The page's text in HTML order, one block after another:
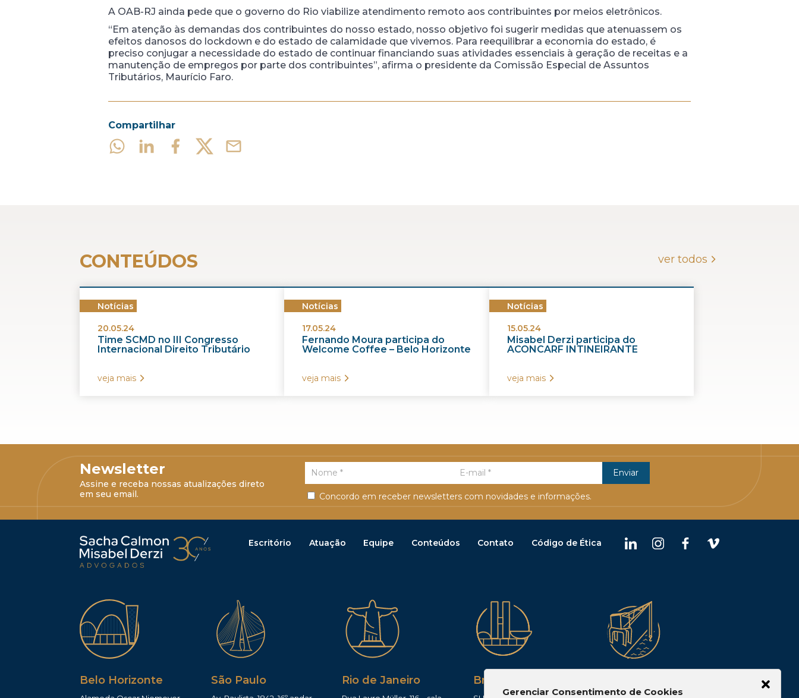
A OAB-RJ ainda pede que o governo do Rio viabilize atendimento remoto aos contribuintes por meios eletrônicos.
“Em atenção às demandas dos contribuintes do nosso estado, nosso objetivo foi sugerir medidas que atenuassem os
efeitos danosos do lockdown e do estado de calamidade que vivemos. Para reequilibrar a economia do estado, é
preciso conjugar a necessidade do estado de continuar financiando suas atividades essenciais à geração de receitas e a
manutenção de empregos por parte dos contribuintes”, afirma o presidente da Comissão Especial de Assuntos
Tributários, Maurício Faro.
Compartilhar
CONTEÚDOS ver todos
Notícias
20.05.24
Time SCMD no III Congresso
Internacional Direito Tributário
veja mais
Notícias
17.05.24
Fernando Moura participa do
Welcome Coffee – Belo Horizonte
veja mais
Notícias
15.05.24
Misabel Derzi participa do
ACONCARF INTINEIRANTE
veja mais
Newsletter
Assine e receba nossas atualizações direto
em seu email.
Concordo em receber newsletters com novidades e informações.
Escritório Atuação Equipe Conteúdos Contato Código de Ética
Belo Horizonte São Paulo Rio de Janeiro Brasília
Gerenciar Consentimento de Cookies